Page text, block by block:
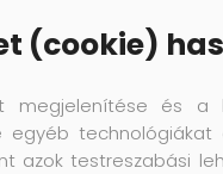
(cookie)
megjelenítése és a
technológiákat
azok testreszabási